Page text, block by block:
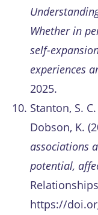
Whether in
self-
experiences
2025.
Stanton, S.
Dobson, K.
associations
potential,
Relationships
https://